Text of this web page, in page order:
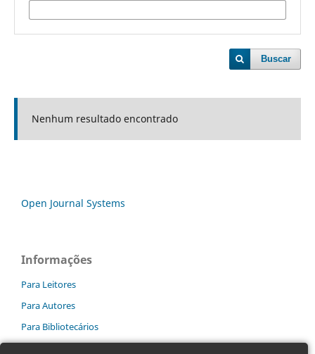
Buscar
Nenhum resultado encontrado
Open Journal Systems
Informações
Para Leitores
Para Autores
Para Bibliotecários